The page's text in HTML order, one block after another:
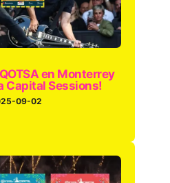
en Monterrey
Capital Sessions!
09-02